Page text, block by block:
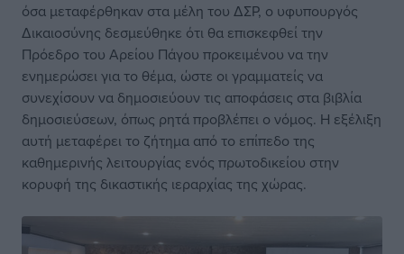
όσα μεταφέρθηκαν στα μέλη του ΔΣΡ, ο υφυπουργός
Δικαιοσύνης δεσμεύθηκε ότι θα επισκεφθεί την
Πρόεδρο του Αρείου Πάγου προκειμένου να την
ενημερώσει για το θέμα, ώστε οι γραμματείς να
συνεχίσουν να δημοσιεύουν τις αποφάσεις στα βιβλία
δημοσιεύσεων, όπως ρητά προβλέπει ο νόμος. Η εξέλιξη
αυτή μεταφέρει το ζήτημα από το επίπεδο της
καθημερινής λειτουργίας ενός πρωτοδικείου στην
κορυφή της δικαστικής ιεραρχίας της χώρας.